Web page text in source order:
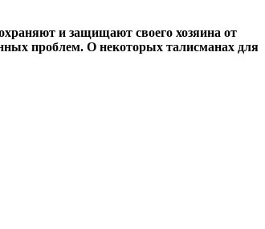
и защищают своего хозяина от
проблем. О некоторых талисманах для